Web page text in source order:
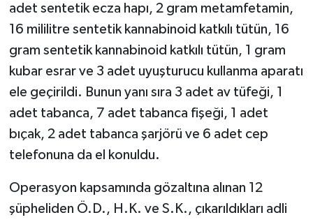
adet sentetik ecza hapı, 2 gram metamfetamin,
16 mililitre sentetik kannabinoid katkılı tütün, 16
gram sentetik kannabinoid katkılı tütün, 1 gram
kubar esrar ve 3 adet uyuşturucu kullanma aparatı
ele geçirildi. Bunun yanı sıra 3 adet av tüfeği, 1
adet tabanca, 7 adet tabanca fişeği, 1 adet
bıçak, 2 adet tabanca şarjörü ve 6 adet cep
telefonuna da el konuldu.
Operasyon kapsamında gözaltına alınan 12
şüpheliden Ö.D., H.K. ve S.K., çıkarıldıkları adli